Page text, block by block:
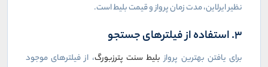
نظیر ایرلاین، مدت زمان پرواز و قیمت بلیط است.
۳. استفاده از فیلترهای جستجو
برای یافتن بهترین پرواز بلیط سنت پترزبورگ، از فیلترهای موجود